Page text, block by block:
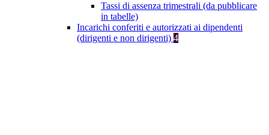
Tassi di assenza trimestrali (da pubblicare
in tabelle)
Incarichi conferiti e autorizzati ai dipendenti
(dirigenti e non dirigenti) 4